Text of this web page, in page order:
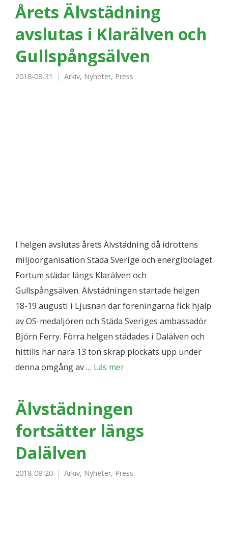
Årets Älvstädning
avslutas i Klarälven och
Gullspångsälven
2018-08-31 Arkiv, Nyheter, Press
I helgen avslutas årets Älvstädning då idrottens
miljöorganisation Städa Sverige och energibolaget
Fortum städar längs Klarälven och
Gullspångsälven. Älvstädningen startade helgen
18-19 augusti i Ljusnan där föreningarna fick hjälp
av OS-medaljören och Städa Sveriges ambassadör
Björn Ferry. Förra helgen städades i Dalälven och
hittills har nära 13 ton skräp plockats upp under
denna omgång av … Läs mer
Älvstädningen
fortsätter längs
Dalälven
2018-08-20 Arkiv, Nyheter, Press